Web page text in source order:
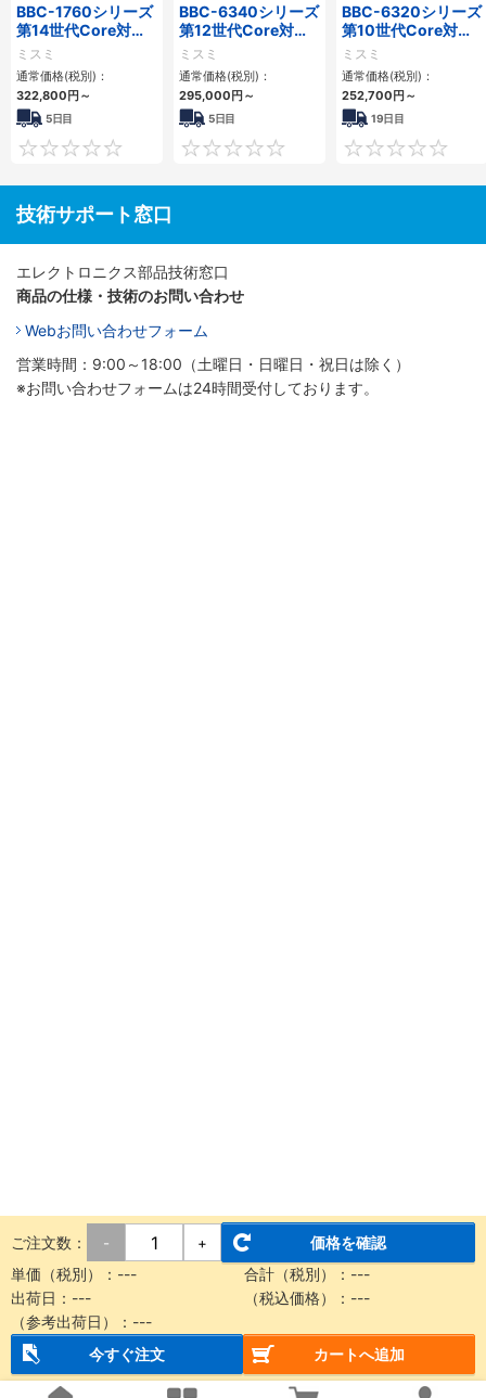
BBC-1760シリーズ
第14世代Core対応
小型フロアマウント
3PCIe
ミスミ
通常価格(税別)：
322,800円～
5日目
0
BBC-6340シリーズ
第12世代Core対応
小型フロアマウント
PC2PCI/2PCIe
ミスミ
通常価格(税別)：
295,000円～
5日目
0
BBC-6320シリーズ
第10世代Core対応
小型フロアマウント
FAPC 2PCI・2PCIe
ミスミ
通常価格(税別)：
252,700円～
19日目
技術サポート窓口
エレクトロニクス部品技術窓口
商品の仕様・技術のお問い合わせ
Webお問い合わせフォーム
営業時間：9:00～18:00（土曜日・日曜日・祝日は除く）
※お問い合わせフォームは24時間受付しております。
ご注文数： - +
価格を確認
単価（税別）： --- 合計（税別）： ---
出荷日： --- （税込価格）： ---
（参考出荷日）： ---
今すぐ注文
カートへ追加